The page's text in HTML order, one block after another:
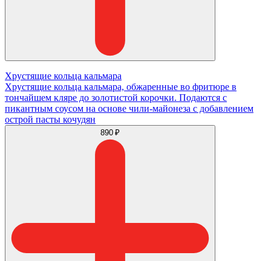
Хрустящие кольца кальмара
Хрустящие кольца кальмара, обжаренные во фритюре в
тончайшем кляре до золотистой корочки. Подаются с
пикантным соусом на основе чили-майонеза с добавлением
острой пасты кочудян
890 ₽